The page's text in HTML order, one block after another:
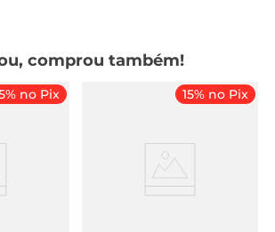
comprou também!
no Pix 15% no Pix